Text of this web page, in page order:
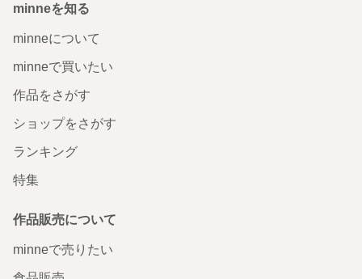
minneを知る
minneについて
minneで買いたい
作品をさがす
ショップをさがす
ランキング
特集
作品販売について
minneで売りたい